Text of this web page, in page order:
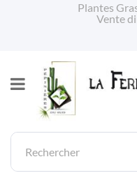
Plantes
Vente